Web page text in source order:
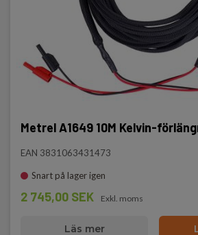
Metrel A1649 10M Kelvin-
EAN 3831063431473
Snart på lager igen
2 745,00 SEK Exkl. moms
Läs mer